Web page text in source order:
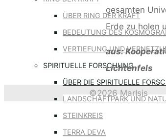
ÜBER RING DER KRAFT
BEDEUTUNG DES
VERTIEFUNG UND
SPIRITUELLE FORSCHUNG
ÜBER DIE SPIRITUELLE
LANDSCHAFTPARK UND
STEINKREIS
TERRA DEVA
gesamten
Erde zu holen
aus:
Lichtenfels
©2026 MarIsis